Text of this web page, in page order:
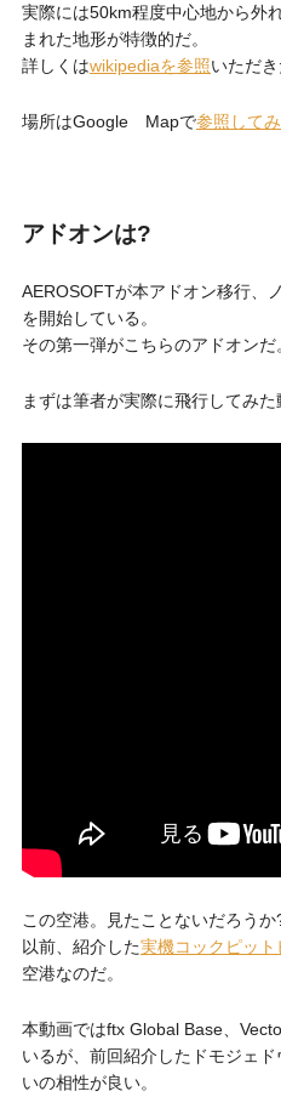
実際には50km程度中心地から外
まれた地形が特徴的だ。
詳しくはwikipediaを参照いただき
場所はGoogle Mapで参照して
アドオンは?
AEROSOFTが本アドオン移行、
を開始している。
その第一弾がこちらのアドオンだ
まずは筆者が実際に飛行してみた
この空港。見たことないだろうか
以前、紹介した実機コックピット
空港なのだ。
本動画ではftx Global Base、
いるが、前回紹介したドモジェ
いの相性が良い。